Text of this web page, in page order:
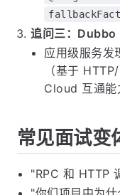
追问三：Dubbo
应用级服务发
（基于
Cloud 互通能
常见面试变
"RPC 和 HTTP